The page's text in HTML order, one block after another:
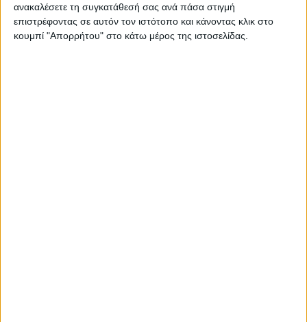
ανακαλέσετε τη συγκατάθεσή σας ανά πάσα στιγμή
επιστρέφοντας σε αυτόν τον ιστότοπο και κάνοντας κλικ στο
κουμπί "Απορρήτου" στο κάτω μέρος της ιστοσελίδας.
https://neosagon.gr
Η Αρχαιότερη Καθημερινή Πρωινή Εφημερίδα της Καρδίτσας